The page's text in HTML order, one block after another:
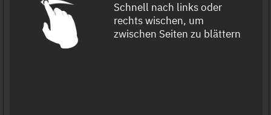
Schnell nach links oder
rechts wischen, um
zwischen Seiten zu blättern